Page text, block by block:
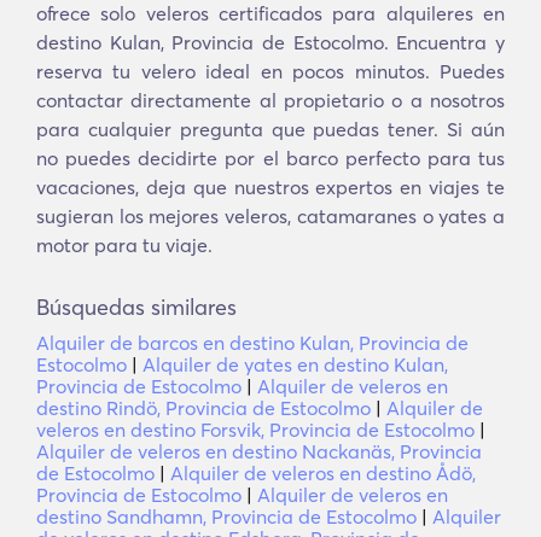
ofrece solo veleros certificados para alquileres en
destino Kulan, Provincia de Estocolmo. Encuentra y
reserva tu velero ideal en pocos minutos. Puedes
contactar directamente al propietario o a nosotros
para cualquier pregunta que puedas tener. Si aún
no puedes decidirte por el barco perfecto para tus
vacaciones, deja que nuestros expertos en viajes te
sugieran los mejores veleros, catamaranes o yates a
motor para tu viaje.
Búsquedas similares
Alquiler de barcos en destino Kulan, Provincia de
Estocolmo | Alquiler de yates en destino Kulan,
Provincia de Estocolmo | Alquiler de veleros en
destino Rindö, Provincia de Estocolmo | Alquiler de
veleros en destino Forsvik, Provincia de Estocolmo |
Alquiler de veleros en destino Nackanäs, Provincia
de Estocolmo | Alquiler de veleros en destino Ådö,
Provincia de Estocolmo | Alquiler de veleros en
destino Sandhamn, Provincia de Estocolmo | Alquiler